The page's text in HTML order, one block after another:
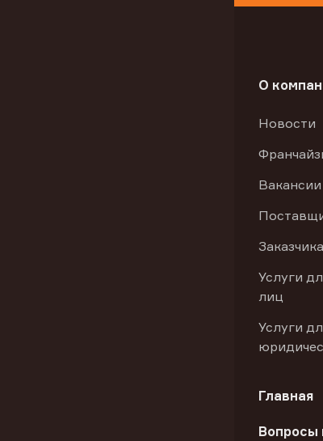
О
Новости
Вакансии
Услуги
лиц
Услуги
Главная
Вопросы